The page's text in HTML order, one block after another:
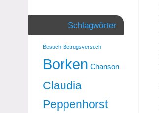
Schlagwörter
Besuch Betrugsversuch
Borken Chanson
Claudia
Peppenhorst